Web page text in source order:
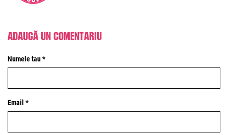
Adaugă un comentariu
Numele tau *
Email *